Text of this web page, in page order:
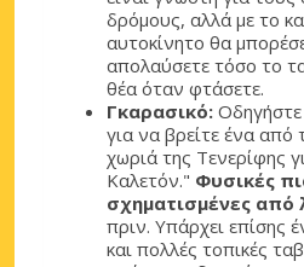
δρόμους, αλλά με το
αυτοκίνητο θα
απολαύσετε τόσο το
θέα όταν φτάσετε.
Γκαρασικό:
για να βρείτε ένα από
χωριά της Τενερίφης
Καλετόν." Φυσικές
σχηματισμένες από
πριν. Υπάρχει επίσης
και πολλές τοπικές